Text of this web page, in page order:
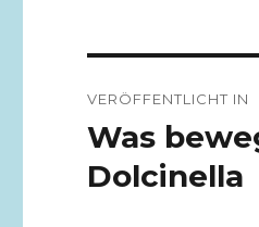
VERÖFFENTLICHT IN
Was
Dolcinella